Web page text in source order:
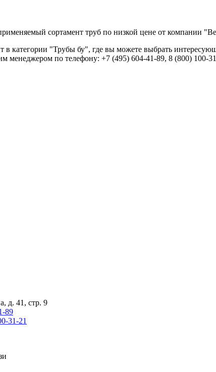
сортамент труб по низкой цене от компании
категории "Трубы бу", где вы можете выбрать
менеджером по телефону: +7 (495) 604-41-89, 8 (800) 100-
д. 41, стр. 9
89
31-21